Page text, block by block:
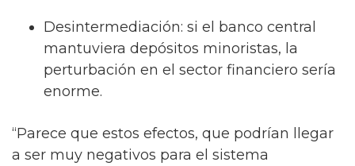
Desintermediación: si el banco central
mantuviera depósitos minoristas, la
perturbación en el sector financiero sería
enorme.
“Parece que estos efectos, que podrían llegar
a ser muy negativos para el sistema